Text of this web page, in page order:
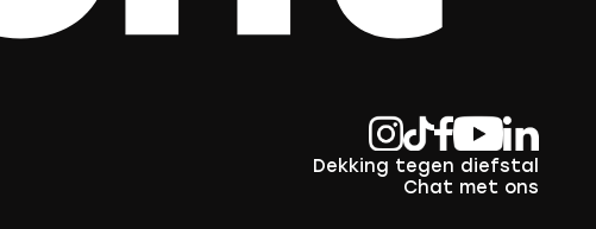
Dekking tegen diefstal
Chat met ons